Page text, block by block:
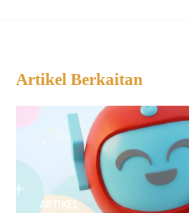
Artikel Berkaitan
ARTIKEL